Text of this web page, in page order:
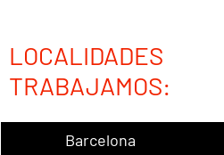
TRABAJAMOS:
Barcelona